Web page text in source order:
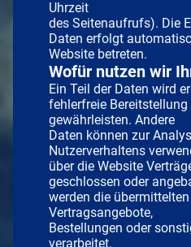
Uhrzeit
des Seitenaufrufs). Die
Daten erfolgt
Website betreten.
Wofür nutzen wir
Ein Teil der Daten wird
fehlerfreie Bereitstellung
gewährleisten. Andere
Daten können zur
Nutzerverhaltens
über die Website
geschlossen oder
werden die
Vertragsangebote,
Bestellungen oder
verarbeitet.